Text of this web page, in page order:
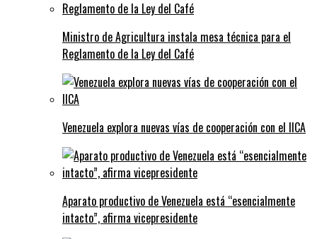
Ministro de Agricultura instala mesa técnica para el
Reglamento de la Ley del Café
Venezuela explora nuevas vías de cooperación con el IICA
Aparato productivo de Venezuela está “esencialmente
intacto”, afirma vicepresidente